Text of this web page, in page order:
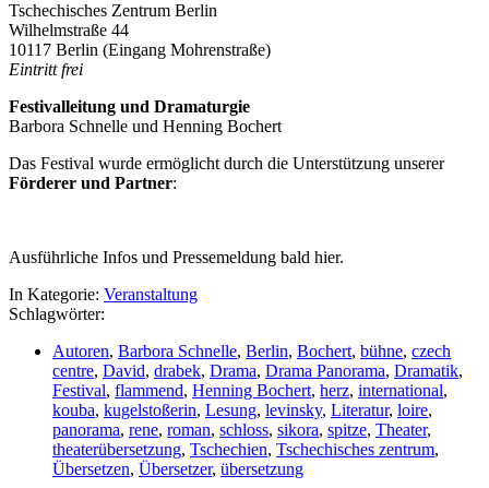
Tschechisches Zentrum Berlin
Wilhelmstraße 44
10117 Berlin (Eingang Mohrenstraße)
Eintritt frei
Festivalleitung und Dramaturgie
Barbora Schnelle und Henning Bochert
Das Festival wurde ermöglicht durch die Unterstützung unserer
Förderer und Partner:
Ausführliche Infos und Pressemeldung bald hier.
In Kategorie: Veranstaltung
Schlagwörter:
Autoren, Barbora Schnelle, Berlin, Bochert, bühne, czech
centre, David, drabek, Drama, Drama Panorama, Dramatik,
Festival, flammend, Henning Bochert, herz, international,
kouba, kugelstoßerin, Lesung, levinsky, Literatur, loire,
panorama, rene, roman, schloss, sikora, spitze, Theater,
theaterübersetzung, Tschechien, Tschechisches zentrum,
Übersetzen, Übersetzer, übersetzung